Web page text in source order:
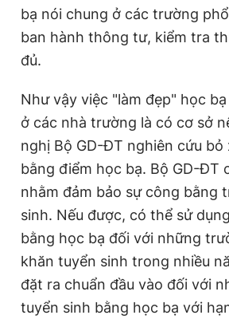
bạ nói chung ở các trường
ban hành thông tư, kiểm tra
đủ.
Như vậy việc "làm đẹp" học
ở các nhà trường là có cơ sở
nghị Bộ GD-ĐT nghiên cứu
bằng điểm học bạ. Bộ GD-ĐT
nhằm đảm bảo sự công bằng
sinh. Nếu được, có thể sử
bằng học bạ đối với những
khăn tuyển sinh trong nhiều
đặt ra chuẩn đầu vào đối với
tuyển sinh bằng học bạ với